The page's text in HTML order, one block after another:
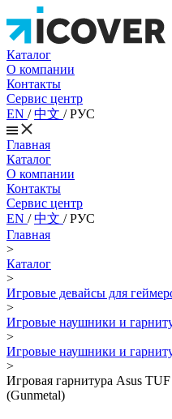
Каталог
О компании
Контакты
Сервис центр
EN /中文 /РУС
Главная
Каталог
О компании
Контакты
Сервис центр
EN /中文 /РУС
Главная
>
Каталог
>
Игровые девайсы для
>
Игровые наушники и
>
Игровые наушники и
>
Игровая гарнитура Asus
(Gunmetal)